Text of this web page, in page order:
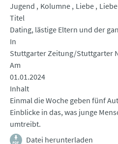
Jugend
Kolumne Liebe
Titel
Dating, lästige Eltern und der
In
Stuttgarter Zeitung/Stuttgarter
Am
01.01.2024
Inhalt
Einmal die Woche geben fünf
Einblicke in das, was junge
umtreibt.
Datei herunterladen